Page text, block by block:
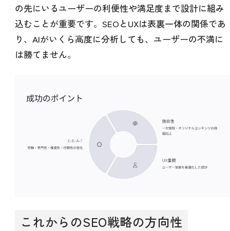
の先にいるユーザーの利便性や満足度まで設計に組み
込むことが重要です。SEOとUXは表裏一体の関係であ
り、AIがいくら高度に分析しても、ユーザーの不満に
は勝てません。
これからのSEO戦略の方向性